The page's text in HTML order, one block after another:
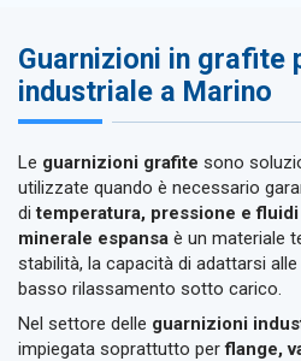
Guarnizioni in grafite
industriale a Marino
Le guarnizioni grafite sono
utilizzate quando è necessario
ditemperatura, pressione e
minerale espansa è un materiale
stabilità, la capacità di adattarsi
basso rilassamento sotto carico.
Nel settore delle guarnizioni
impiegata soprattutto perflange,